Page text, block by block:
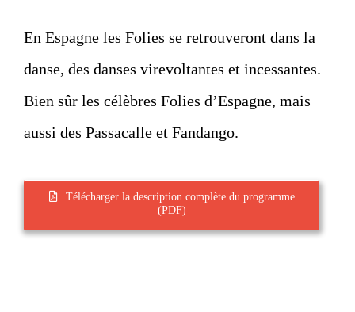
En Espagne les Folies se retrouveront dans la
danse, des danses virevoltantes et incessantes.
Bien sûr les célèbres Folies d’Espagne, mais
aussi des Passacalle et Fandango.
Télécharger la description complète du programme
(PDF)